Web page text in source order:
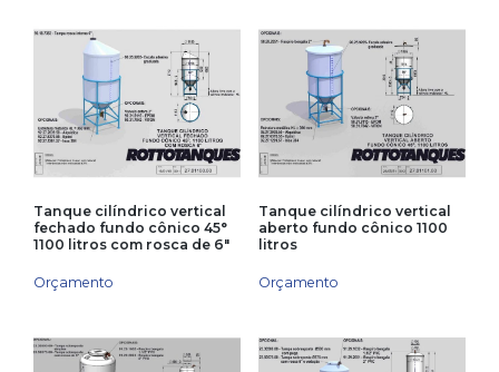
Tanque cilíndrico vertical
fechado fundo cônico 45°
1100 litros com rosca de 6″
Orçamento
Tanque cilíndrico vertical
aberto fundo cônico 1100
litros
Orçamento